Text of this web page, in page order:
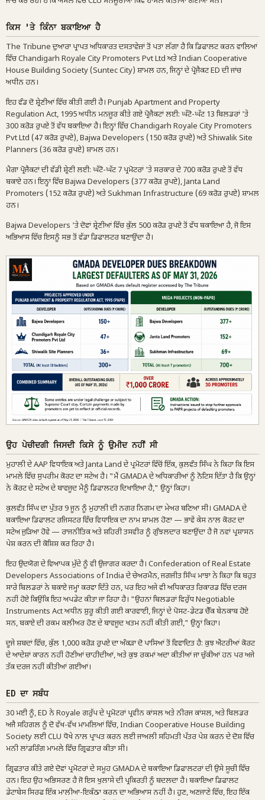
ਕਿਸ 'ਤੇ ਕਿੰਨਾ ਬਕਾਇਆ ਹੈ
The Tribune ਦੁਆਰਾ ਪ੍ਰਾਪਤ ਅਧਿਕਾਰਤ ਦਸਤਾਵੇਜ਼ਾਂ ਤੋਂ ਪਤਾ ਲੱਗਾ ਹੈ ਕਿ ਡਿਫਾਲਟ ਕਰਨ ਵਾਲਿਆਂ
ਵਿੱਚ Chandigarh Royale City Promoters Pvt Ltd ਅਤੇ Indian Cooperative
House Building Society (Suntec City) ਸ਼ਾਮਲ ਹਨ, ਜਿਨ੍ਹਾਂ ਦੇ ਪ੍ਰੋਜੈਕਟ ED ਦੀ ਜਾਂਚ
ਅਧੀਨ ਹਨ।
ਇਹ ਵੰਡ ਦੋ ਸ਼੍ਰੇਣੀਆਂ ਵਿੱਚ ਕੀਤੀ ਗਈ ਹੈ। Punjab Apartment and Property
Regulation Act, 1995 ਅਧੀਨ ਮਨਜ਼ੂਰ ਕੀਤੇ ਗਏ ਪ੍ਰੋਜੈਕਟਾਂ ਲਈ: ਘੱਟੋ-ਘੱਟ 13 ਬਿਲਡਰਾਂ 'ਤੇ
300 ਕਰੋੜ ਰੁਪਏ ਤੋਂ ਵੱਧ ਬਕਾਇਆ ਹੈ। ਇਨ੍ਹਾਂ ਵਿੱਚ Chandigarh Royale City Promoters
Pvt Ltd (47 ਕਰੋੜ ਰੁਪਏ), Bajwa Developers (150 ਕਰੋੜ ਰੁਪਏ) ਅਤੇ Shiwalik Site
Planners (36 ਕਰੋੜ ਰੁਪਏ) ਸ਼ਾਮਲ ਹਨ।
ਮੈਗਾ ਪ੍ਰੋਜੈਕਟਾਂ ਦੀ ਵੱਡੀ ਸ਼੍ਰੇਣੀ ਲਈ: ਘੱਟੋ-ਘੱਟ 7 ਪ੍ਰਮੋਟਰਾਂ 'ਤੇ ਸਰਕਾਰ ਦੇ 700 ਕਰੋੜ ਰੁਪਏ ਤੋਂ ਵੱਧ
ਬਕਾਏ ਹਨ। ਇਨ੍ਹਾਂ ਵਿੱਚ Bajwa Developers (377 ਕਰੋੜ ਰੁਪਏ), Janta Land
Promoters (152 ਕਰੋੜ ਰੁਪਏ) ਅਤੇ Sukhman Infrastructure (69 ਕਰੋੜ ਰੁਪਏ) ਸ਼ਾਮਲ
ਹਨ।
Bajwa Developers 'ਤੇ ਦੋਵਾਂ ਸ਼੍ਰੇਣੀਆਂ ਵਿੱਚ ਕੁੱਲ 500 ਕਰੋੜ ਰੁਪਏ ਤੋਂ ਵੱਧ ਬਕਾਇਆ ਹੈ, ਜੋ ਇਸ
ਅਭਿਆਸ ਵਿੱਚ ਇਸਨੂੰ ਸਭ ਤੋਂ ਵੱਡਾ ਡਿਫਾਲਟਰ ਬਣਾਉਂਦਾ ਹੈ।
ਉਹ ਪੇਚੀਦਗੀ ਜਿਸਦੀ ਕਿਸੇ ਨੂੰ ਉਮੀਦ ਨਹੀਂ ਸੀ
ਮੁਹਾਲੀ ਦੇ AAP ਵਿਧਾਇਕ ਅਤੇ Janta Land ਦੇ ਪ੍ਰਮੋਟਰਾਂ ਵਿੱਚੋਂ ਇੱਕ, ਕੁਲਵੰਤ ਸਿੰਘ ਨੇ ਕਿਹਾ ਕਿ ਇਸ
ਮਾਮਲੇ ਵਿੱਚ ਸੁਪਰੀਮ ਕੋਰਟ ਦਾ ਸਟੇਅ ਹੈ। "ਮੈਂ GMADA ਦੇ ਅਧਿਕਾਰੀਆਂ ਨੂੰ ਨੋਟਿਸ ਦਿੱਤਾ ਹੈ ਕਿ ਉਨ੍ਹਾਂ
ਨੇ ਕੋਰਟ ਦੇ ਸਟੇਅ ਦੇ ਬਾਵਜੂਦ ਮੈਨੂੰ ਡਿਫਾਲਟਰ ਦਿਖਾਇਆ ਹੈ," ਉਨ੍ਹਾਂ ਕਿਹਾ।
ਕੁਲਵੰਤ ਸਿੰਘ ਦਾ ਪੁੱਤਰ 9 ਜੂਨ ਨੂੰ ਮੁਹਾਲੀ ਦੀ ਨਗਰ ਨਿਗਮ ਦਾ ਮੇਅਰ ਬਣਿਆ ਸੀ। GMADA ਦੇ
ਬਕਾਇਆ ਡਿਫਾਲਟ ਰਜਿਸਟਰ ਵਿੱਚ ਵਿਧਾਇਕ ਦਾ ਨਾਮ ਸ਼ਾਮਲ ਹੋਣਾ — ਭਾਵੇਂ ਕੇਸ ਨਾਲ ਕੋਰਟ ਦਾ
ਸਟੇਅ ਜੁੜਿਆ ਹੋਵੇ — ਰਾਜਨੀਤਿਕ ਅਤੇ ਸ਼ਹਿਰੀ ਤਸਵੀਰ ਨੂੰ ਗੁੰਝਲਦਾਰ ਬਣਾਉਂਦਾ ਹੈ ਜੋ ਨਵਾਂ ਪ੍ਰਸ਼ਾਸਨ
ਪੇਸ਼ ਕਰਨ ਦੀ ਕੋਸ਼ਿਸ਼ ਕਰ ਰਿਹਾ ਹੈ।
ਇਹ ਉਦਯੋਗ ਦੇ ਵਿਆਪਕ ਮੁੱਦੇ ਨੂੰ ਵੀ ਉਜਾਗਰ ਕਰਦਾ ਹੈ। Confederation of Real Estate
Developers Associations of India ਦੇ ਚੇਅਰਮੈਨ, ਜਗਜੀਤ ਸਿੰਘ ਮਾਝਾ ਨੇ ਕਿਹਾ ਕਿ ਬਹੁਤ
ਸਾਰੇ ਬਿਲਡਰਾਂ ਨੇ ਬਕਾਏ ਜਮ੍ਹਾਂ ਕਰਵਾ ਦਿੱਤੇ ਹਨ, ਪਰ ਇਹ ਅਜੇ ਵੀ ਅਧਿਕਾਰਤ ਰਿਕਾਰਡ ਵਿੱਚ ਦਰਜ
ਨਹੀਂ ਹੋਏ ਕਿਉਂਕਿ ਇਹ ਅਪਡੇਟ ਕੀਤਾ ਜਾ ਰਿਹਾ ਹੈ। "ਉਹਨਾਂ ਬਿਲਡਰਾਂ ਵਿਰੁੱਧ Negotiable
Instruments Act ਅਧੀਨ ਸ਼ੁਰੂ ਕੀਤੀ ਗਈ ਕਾਰਵਾਈ, ਜਿਨ੍ਹਾਂ ਦੇ ਪੋਸਟ-ਡੇਟਡ ਚੈੱਕ ਬੇਨਕਾਬ ਹੋਏ
ਸਨ, ਬਕਾਏ ਦੀ ਰਕਮ ਕਲੀਅਰ ਹੋਣ ਦੇ ਬਾਵਜੂਦ ਖਤਮ ਨਹੀਂ ਕੀਤੀ ਗਈ," ਉਨ੍ਹਾਂ ਕਿਹਾ।
ਦੂਜੇ ਸ਼ਬਦਾਂ ਵਿੱਚ, ਕੁੱਲ 1,000 ਕਰੋੜ ਰੁਪਏ ਦਾ ਅੰਕੜਾ ਦੋ ਪਾਸਿਆਂ ਤੋਂ ਵਿਵਾਦਿਤ ਹੈ: ਕੁਝ ਐਂਟਰੀਆਂ ਕੋਰਟ
ਦੇ ਆਦੇਸ਼ਾਂ ਕਾਰਨ ਨਹੀਂ ਹੋਣੀਆਂ ਚਾਹੀਦੀਆਂ, ਅਤੇ ਕੁਝ ਰਕਮਾਂ ਅਦਾ ਕੀਤੀਆਂ ਜਾ ਚੁੱਕੀਆਂ ਹਨ ਪਰ ਅਜੇ
ਤੱਕ ਦਰਜ ਨਹੀਂ ਕੀਤੀਆਂ ਗਈਆਂ।
ED ਦਾ ਸਬੰਧ
30 ਮਈ ਨੂੰ, ED ਨੇ Royale ਗਰੁੱਪ ਦੇ ਪ੍ਰਮੋਟਰਾਂ ਪ੍ਰਵੀਨ ਕਾਂਸਲ ਅਤੇ ਨੀਰਜ ਕਾਂਸਲ, ਅਤੇ ਬਿਲਡਰ
ਅਜੈ ਸਹਿਗਲ ਨੂੰ ਦੋ ਵੱਖ-ਵੱਖ ਮਾਮਲਿਆਂ ਵਿੱਚ, Indian Cooperative House Building
Society ਲਈ CLU ਧੋਖੇ ਨਾਲ ਪ੍ਰਾਪਤ ਕਰਨ ਲਈ ਜਾਅਲੀ ਸਹਿਮਤੀ ਪੱਤਰ ਪੇਸ਼ ਕਰਨ ਦੇ ਦੋਸ਼ ਵਿੱਚ
ਮਨੀ ਲਾਂਡਰਿੰਗ ਮਾਮਲੇ ਵਿੱਚ ਗ੍ਰਿਫਤਾਰ ਕੀਤਾ ਸੀ।
ਗ੍ਰਿਫਤਾਰ ਕੀਤੇ ਗਏ ਦੋਵਾਂ ਪ੍ਰਮੋਟਰਾਂ ਦੇ ਸਮੂਹ GMADA ਦੇ ਬਕਾਇਆ ਡਿਫਾਲਟਰਾਂ ਦੀ ਉਸੇ ਸੂਚੀ ਵਿੱਚ
ਹਨ। ਇਹ ਉਹ ਅਭਿਸਰਣ ਹੈ ਜੋ ਇਸ ਖੁਲਾਸੇ ਦੀ ਪ੍ਰਕਿਰਤੀ ਨੂੰ ਬਦਲਦਾ ਹੈ। ਬਕਾਇਆ ਡਿਫਾਲਟ
ਡੇਟਾਬੇਸ ਸਿਰਫ ਇੱਕ ਮਾਲੀਆ-ਇਕੱਠਾ ਕਰਨ ਦਾ ਅਭਿਆਸ ਨਹੀਂ ਹੈ। ਹੁਣ, ਅਣਜਾਣੇ ਵਿੱਚ, ਇਹ ਇੱਕ